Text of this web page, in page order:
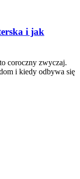
i jak
coroczny zwyczaj.
i kiedy odbywa się